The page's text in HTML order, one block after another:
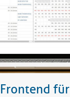
für